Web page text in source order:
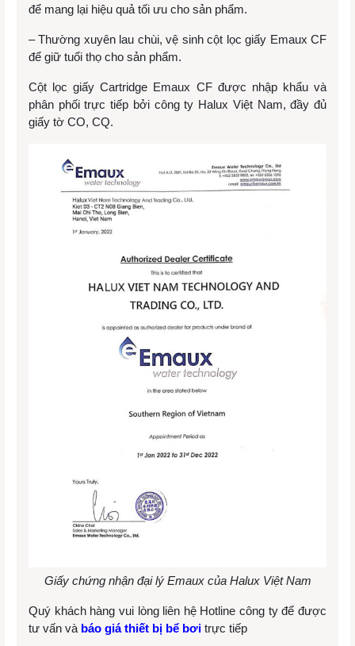
để mang lại hiệu quả tối ưu cho sản phẩm.
– Thường xuyên lau chùi, vệ sinh cột lọc giấy Emaux CF
để giữ tuổi thọ cho sản phẩm.
Cột lọc giấy Cartridge Emaux CF được nhập khẩu và
phân phối trực tiếp bởi công ty Halux Việt Nam, đầy đủ
giấy tờ CO, CQ.
Giấy chứng nhận đại lý Emaux của Halux Việt Nam
Quý khách hàng vui lòng liên hệ Hotline công ty để được
tư vấn và báo giá thiết bị bể bơi trực tiếp